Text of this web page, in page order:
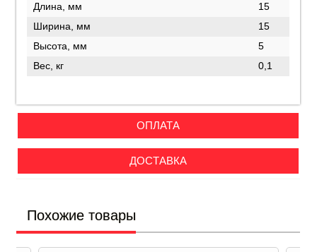
Длина, мм
15
Ширина, мм
15
Высота, мм
5
Вес, кг
0,1
ОПЛАТА
ДОСТАВКА
Похожие товары